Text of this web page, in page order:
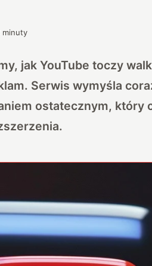
minuty
jak YouTube toczy
Serwis wymyśla
ostatecznym, który